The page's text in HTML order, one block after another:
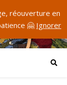
réouverture en
🤗 Ignorer